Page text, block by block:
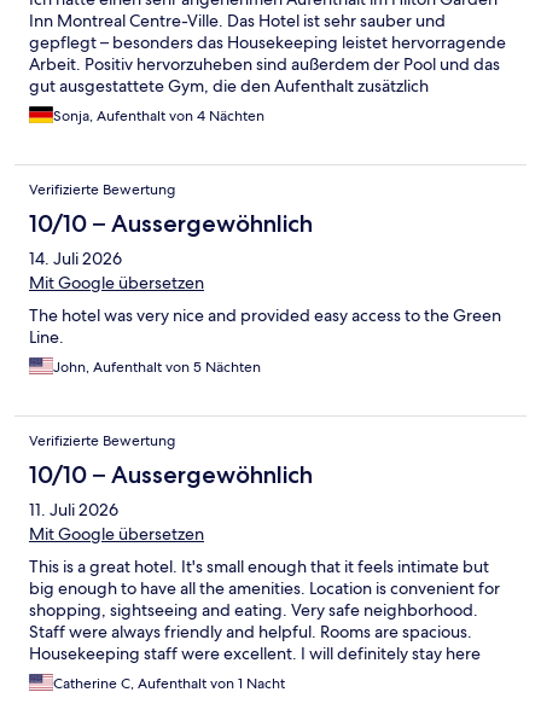
Inn Montreal Centre-Ville. Das Hotel ist sehr sauber und
gepflegt – besonders das Housekeeping leistet hervorragende
Arbeit. Positiv hervorzuheben sind außerdem der Pool und das
gut ausgestattete Gym, die den Aufenthalt zusätzlich
angenehm machen. Eine Frühstücksoption ist verfügbar und
auch Dinner wird angeboten – beides sehr praktisch. Die Lage
und zahlreiche Sehenswürdigkeiten sind bequem erreichbar.
Insgesamt ein rundum gelungener Aufenthalt – ich komme sehr
gerne wieder!
Sonja, Aufenthalt von 4 Nächten
Verifizierte Bewertung
10/10 – Aussergewöhnlich
14. Juli 2026
Mit Google übersetzen
The hotel was very nice and provided easy access to the Green
Line.
John, Aufenthalt von 5 Nächten
Verifizierte Bewertung
10/10 – Aussergewöhnlich
11. Juli 2026
Mit Google übersetzen
This is a great hotel. It's small enough that it feels intimate but
big enough to have all the amenities. Location is convenient for
shopping, sightseeing and eating. Very safe neighborhood.
Staff were always friendly and helpful. Rooms are spacious.
Housekeeping staff were excellent. I will definitely stay here
again.Catherine C, Aufenthalt von 1 Nacht